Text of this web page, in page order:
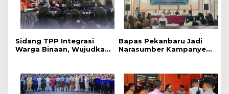
Sidang TPP Integrasi
Warga Binaan, Wujudkan
Akuntabel
Bapas Pekanbaru Jadi
Narasumber Kampanye